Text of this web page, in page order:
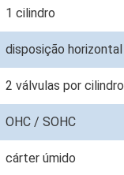
1 cilindro
disposição horizontal
2 válvulas por cilindro
OHC / SOHC
cárter úmido